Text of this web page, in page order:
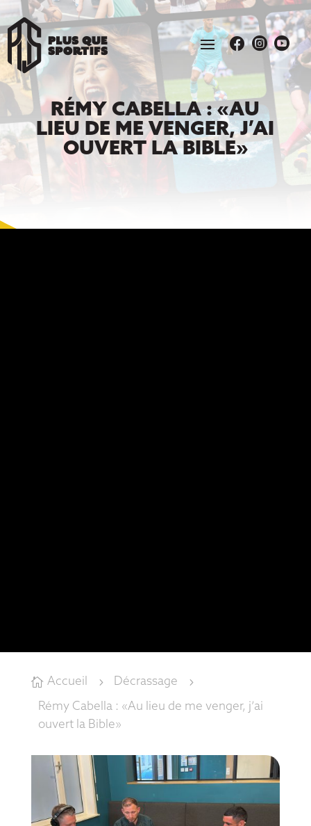
  
RÉMY CABELLA : «AU
LIEU DE ME VENGER, J’AI
OUVERT LA BIBLE»
 Accueil 5 Décrassage 5
Rémy Cabella : «Au lieu de me venger, j’ai
ouvert la Bible»